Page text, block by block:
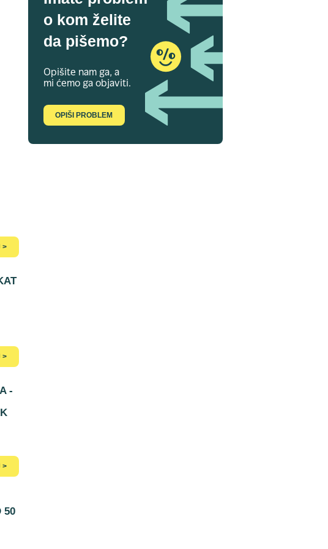
o kom želite
da pišemo?
Opišite nam ga, a
mi ćemo ga objaviti.
OPIŠI PROBLEM
>
>
-
>
50